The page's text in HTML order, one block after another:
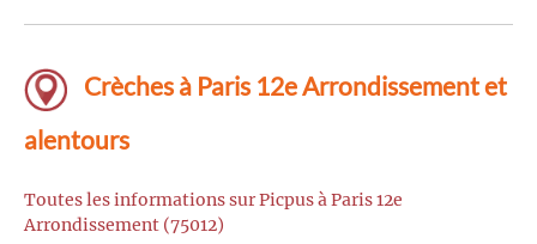
Crèches à Paris 12e Arrondissement et
alentours
Toutes les informations sur Picpus à Paris 12e
Arrondissement (75012)